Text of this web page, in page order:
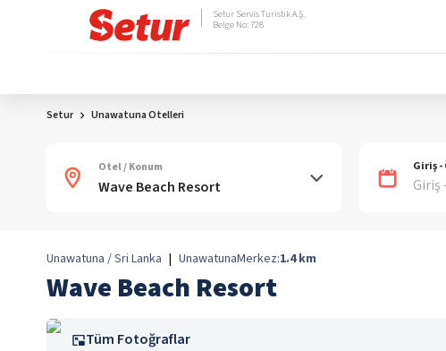
Setur Servis Turistik A.Ş.
Belge No: 728
Setur Unawatuna Otelleri
Otel / Konum Giriş -
Giriş
Unawatuna / Sri Lanka | UnawatunaMerkez:1.4 km
Wave Beach Resort
Tüm Fotoğraflar